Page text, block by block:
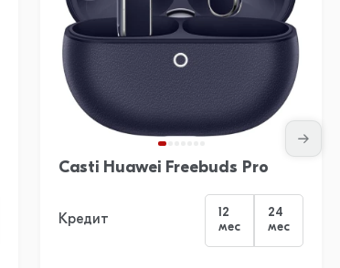
Casti Huawei Freebuds Pro
Кредит
12
мес
24
мес